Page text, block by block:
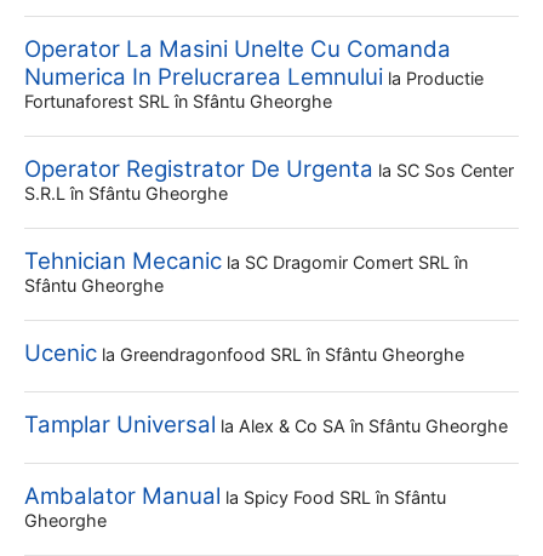
Operator La Masini Unelte Cu Comanda
Numerica In Prelucrarea Lemnului la Productie
Fortunaforest SRL în Sfântu Gheorghe
Operator Registrator De Urgenta la SC Sos Center
S.r.l în Sfântu Gheorghe
Tehnician Mecanic la SC Dragomir Comert SRL în
Sfântu Gheorghe
Ucenic la Greendragonfood SRL în Sfântu Gheorghe
Tamplar Universal la Alex & Co SA în Sfântu Gheorghe
Ambalator Manual la Spicy Food SRL în Sfântu
Gheorghe